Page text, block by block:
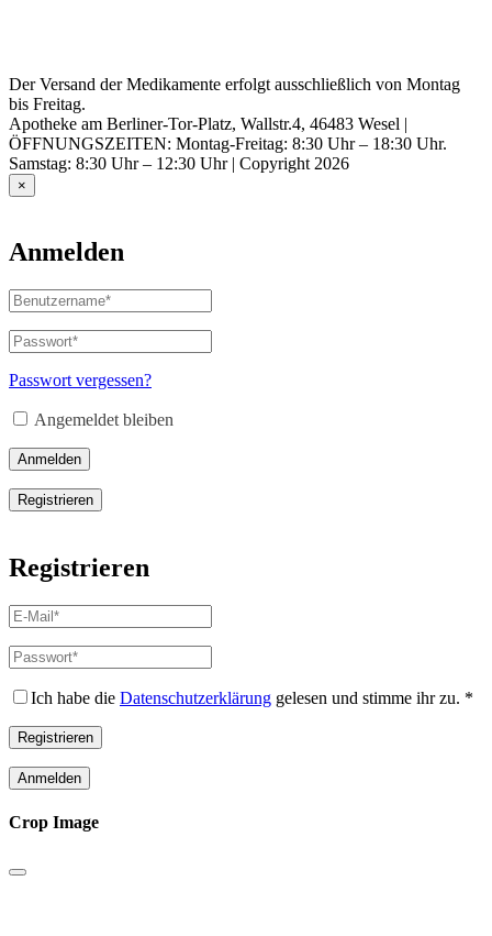
Der Versand der Medikamente erfolgt ausschließlich von Montag
bis Freitag.
Apotheke am Berliner-Tor-Platz, Wallstr.4, 46483 Wesel |
ÖFFNUNGSZEITEN: Montag-Freitag: 8:30 Uhr – 18:30 Uhr.
Samstag: 8:30 Uhr – 12:30 Uhr | Copyright 2026
×
Anmelden
Benutzername
oder
E-
Mail-
Adresse*
Passwort*
Erforderlich
Passwort vergessen?
Angemeldet bleiben
Anmelden
Registrieren
Registrieren
E-
Mail-
Adresse*
Erforderlich
Passwort*
Erforderlich
Ich habe die Datenschutzerklärung gelesen und stimme ihr zu. *
Registrieren
Anmelden
Crop Image